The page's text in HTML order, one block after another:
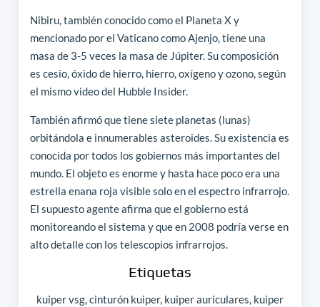
Nibiru, también conocido como el Planeta X y
mencionado por el Vaticano como Ajenjo, tiene una
masa de 3-5 veces la masa de Júpiter. Su composición
es cesio, óxido de hierro, hierro, oxígeno y ozono, según
el mismo video del Hubble Insider.
También afirmó que tiene siete planetas (lunas)
orbitándola e innumerables asteroides. Su existencia es
conocida por todos los gobiernos más importantes del
mundo. El objeto es enorme y hasta hace poco era una
estrella enana roja visible solo en el espectro infrarrojo.
El supuesto agente afirma que el gobierno está
monitoreando el sistema y que en 2008 podría verse en
alto detalle con los telescopios infrarrojos.
Etiquetas
kuiper vsg, cinturón kuiper, kuiper auriculares, kuiper